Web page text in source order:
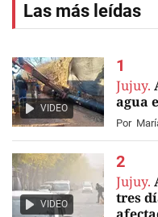
Las más leídas
VIDEO
Jujuy.
agua
Por
VIDEO
Jujuy.
tres